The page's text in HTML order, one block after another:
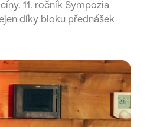
11. ročník Sympozia
díky bloku přednášek